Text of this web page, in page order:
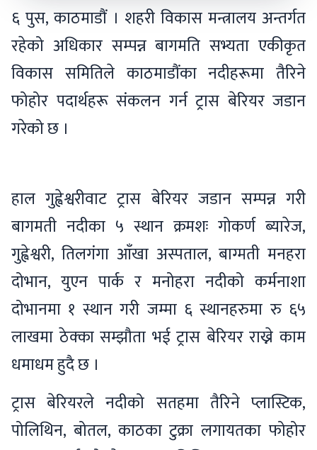
६ पुस, काठमाडौं । शहरी विकास मन्त्रालय अन्तर्गत
रहेको अधिकार सम्पन्न बागमति सभ्यता एकीकृत
विकास समितिले काठमाडौंका नदीहरूमा तैरिने
फोहोर पदार्थहरू संकलन गर्न ट्रास बेरियर जडान
गरेको छ ।
हाल गुह्वेश्वरीवाट ट्रास बेरियर जडान सम्पन्न गरी
बागमती नदीका ५ स्थान क्रमशः गोकर्ण ब्यारेज,
गुह्वेश्वरी, तिलगंगा आँखा अस्पताल, बाग्मती मनहरा
दोभान, युएन पार्क र मनोहरा नदीको कर्मनाशा
दोभानमा १ स्थान गरी जम्मा ६ स्थानहरुमा रु ६५
लाखमा ठेक्का सम्झौता भई ट्रास बेरियर राख्ने काम
धमाधम हुदै छ ।
ट्रास बेरियरले नदीको सतहमा तैरिने प्लास्टिक,
पोलिथिन, बोतल, काठका टुक्रा लगायतका फोहोर